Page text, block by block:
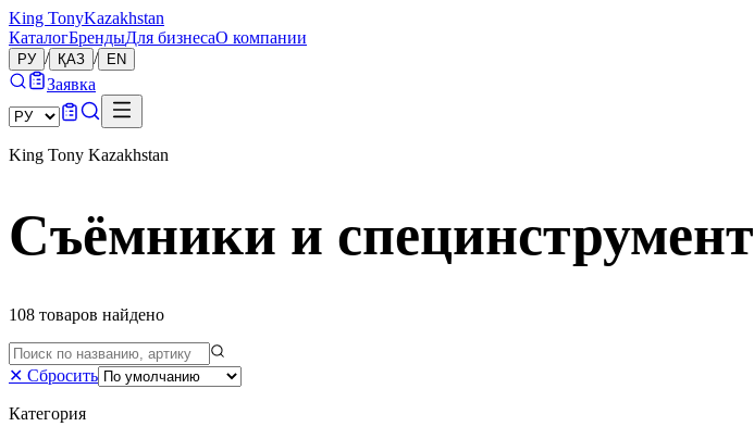
King TonyKazakhstan
КаталогБрендыДля бизнесаО компании
РУ / ҚАЗ / EN
Заявка
King Tony Kazakhstan
Съёмники и специнструмент
108 товаров найдено
✕ Сбросить
Категория